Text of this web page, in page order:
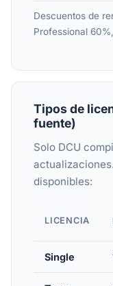
Descuentos de
Professional
Tipos de
fuente)
Solo DCU
disponibles:
LICENCIA
Single